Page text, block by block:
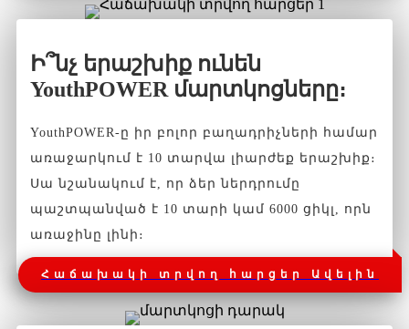
Ի՞նչ երաշխիք ունեն
YouthPOWER մարտկոցները։
YouthPOWER-ը իր բոլոր բաղադրիչների համար
առաջարկում է 10 տարվա լիարժեք երաշխիք։
Սա նշանակում է, որ ձեր ներդրումը
պաշտպանված է 10 տարի կամ 6000 ցիկլ, որն
առաջինը լինի։
Հաճախակի տրվող հարցեր Ավելին